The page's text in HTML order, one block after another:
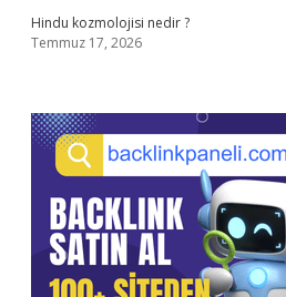
Hindu kozmolojisi nedir ?
Temmuz 17, 2026